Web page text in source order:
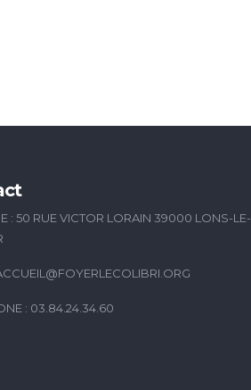
: 50 RUE VICTOR LORAIN 39000 LONS-LE-
: 03.84.24.34.60